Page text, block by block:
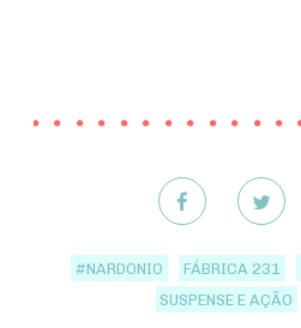
#NARDONIO FÁBRICA 231
SUSPENSE E AÇÃO